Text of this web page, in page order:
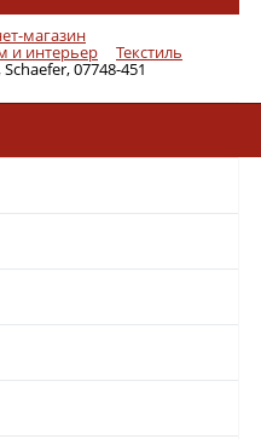
магазин
и интерьер Текстиль
07748-451